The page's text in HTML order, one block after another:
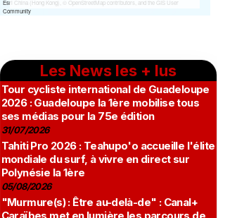
Les News les + lus
Tour cycliste international de Guadeloupe
2026 : Guadeloupe la 1ère mobilise tous
ses médias pour la 75e édition
31/07/2026
Tahiti Pro 2026 : Teahupo'o accueille l'élite
mondiale du surf, à vivre en direct sur
Polynésie la 1ère
05/08/2026
"Murmure(s) : Être au-delà-de" : Canal+